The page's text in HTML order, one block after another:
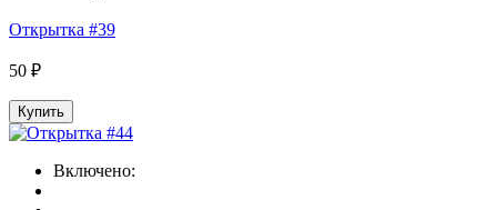
Открытка #39
50 ₽
Купить
Включено: